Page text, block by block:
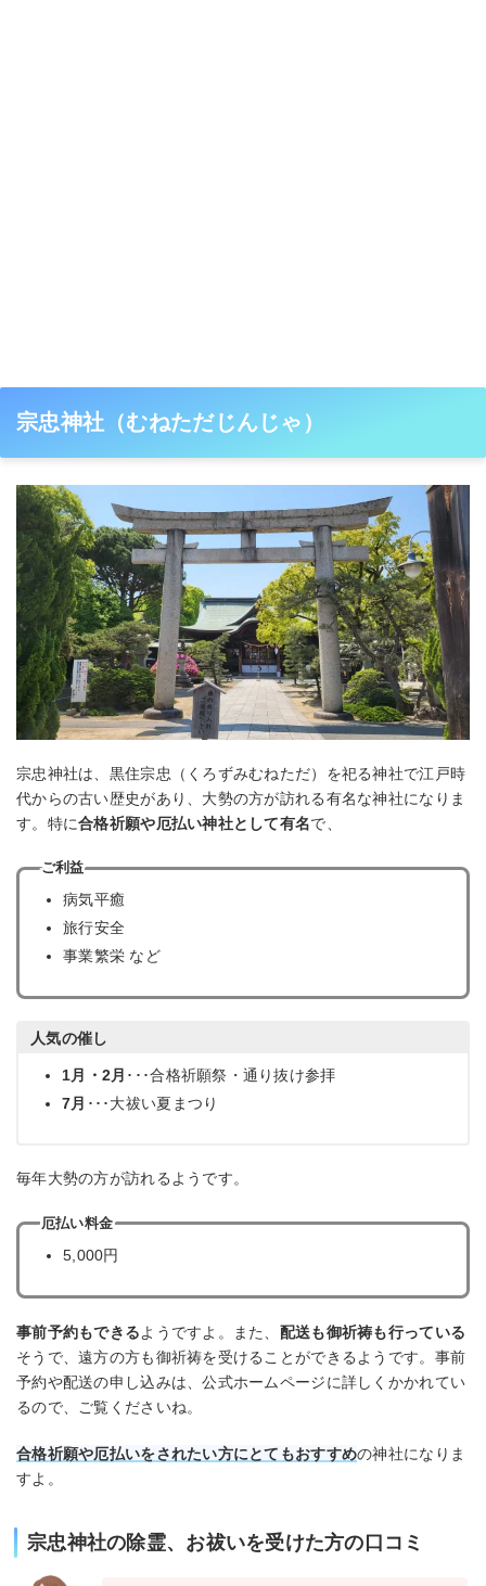
宗忠神社（むねただじんじゃ）
宗忠神社は、黒住宗忠（くろずみむねただ）を祀る神社で江戸時
代からの古い歴史があり、大勢の方が訪れる有名な神社になりま
す。特に合格祈願や厄払い神社として有名で、
ご利益
病気平癒
旅行安全
事業繁栄 など
人気の催し
1月・2月 ･･･合格祈願祭・通り抜け参拝
7月 ･･･大祓い夏まつり
毎年大勢の方が訪れるようです。
厄払い料金
5,000円
事前予約もできるようですよ。また、 配送も御祈祷も行っている
そうで、遠方の方も御祈祷を受けることができるようです。事前
予約や配送の申し込みは、公式ホームページに詳しくかかれてい
るので、ご覧くださいね。
合格祈願や厄払いをされたい方にとてもおすすめの神社になりま
すよ。
宗忠神社の除霊、お祓いを受けた方の口コミ